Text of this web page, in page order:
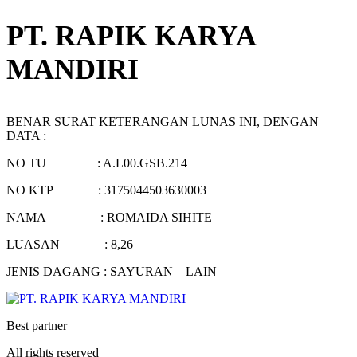
PT. RAPIK KARYA
MANDIRI
BENAR SURAT KETERANGAN LUNAS INI, DENGAN
DATA :
NO TU : A.L00.GSB.214
NO KTP : 3175044503630003
NAMA : ROMAIDA SIHITE
LUASAN : 8,26
JENIS DAGANG : SAYURAN – LAIN
Best partner
All rights reserved